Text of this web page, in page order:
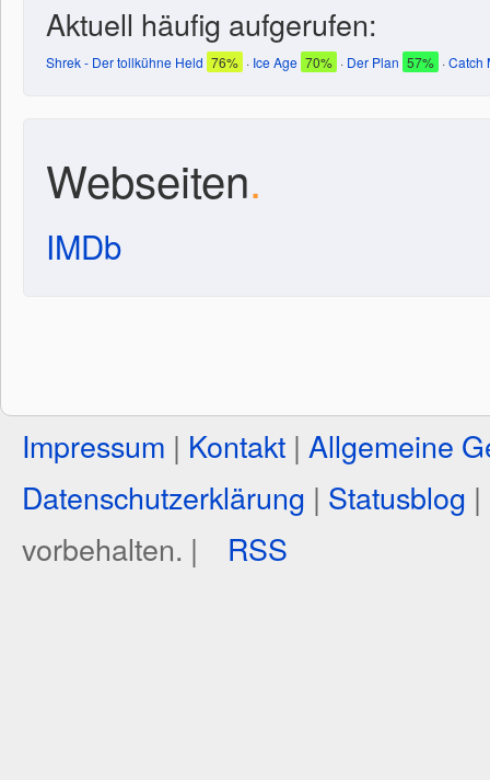
Aktuell häufig aufgerufen:
Shrek - Der tollkühne Held 76% · Ice Age 70% · Der Plan 57% ·Catch
Webseiten.
IMDb
Impressum | Kontakt | Allgemeine
Datenschutzerklärung | Statusblog |
vorbehalten. |
RSS